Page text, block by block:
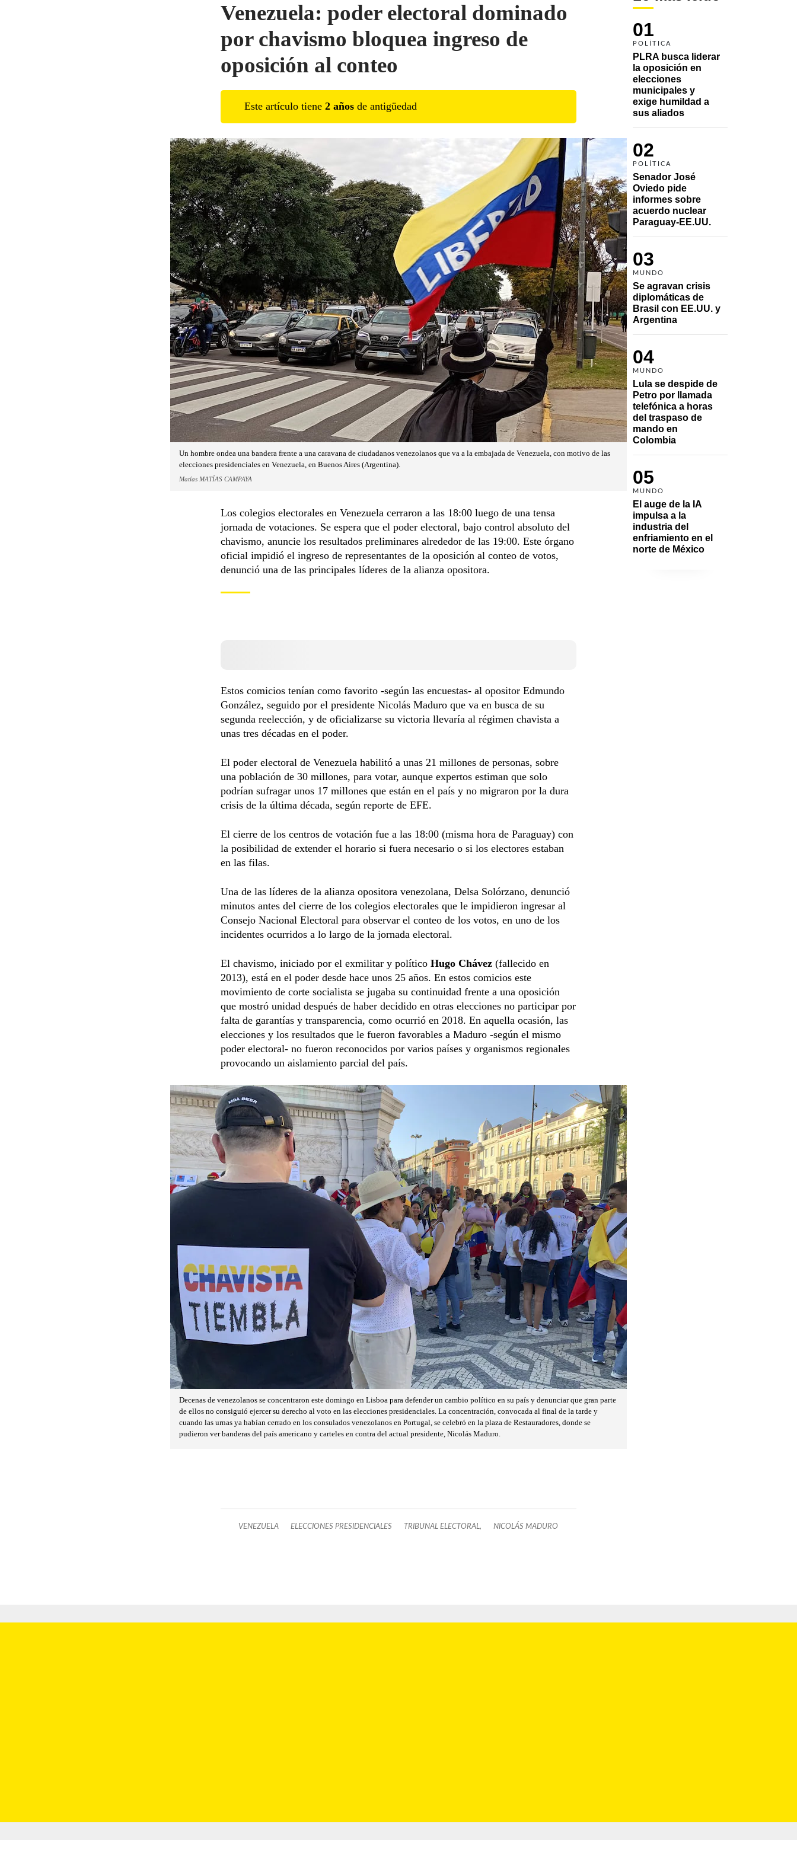
01
POLÍTICA
PLRA busca liderar
la oposición en
elecciones
municipales y
exige humildad a
sus aliados
02
POLÍTICA
Senador José
Oviedo pide
informes sobre
acuerdo nuclear
Paraguay-EE.UU.
03
MUNDO
Se agravan crisis
diplomáticas de
Brasil con EE.UU. y
Argentina
04
MUNDO
Lula se despide de
Petro por llamada
telefónica a horas
del traspaso de
mando en
Colombia
05
MUNDO
El auge de la IA
impulsa a la
industria del
enfriamiento en el
norte de México
Venezuela: poder electoral dominado
por chavismo bloquea ingreso de
oposición al conteo
Este artículo tiene 2 años de antigüedad
Un hombre ondea una bandera frente a una caravana de ciudadanos venezolanos que va a la embajada de Venezuela, con motivo de las
elecciones presidenciales en Venezuela, en Buenos Aires (Argentina).
Matías MATÍAS CAMPAYA
Los colegios electorales en Venezuela cerraron a las 18:00 luego de una tensa
jornada de votaciones. Se espera que el poder electoral, bajo control absoluto del
chavismo, anuncie los resultados preliminares alrededor de las 19:00. Este órgano
oficial impidió el ingreso de representantes de la oposición al conteo de votos,
denunció una de las principales líderes de la alianza opositora.
Estos comicios tenían como favorito -según las encuestas- al opositor Edmundo
González, seguido por el presidente Nicolás Maduro que va en busca de su
segunda reelección, y de oficializarse su victoria llevaría al régimen chavista a
unas tres décadas en el poder.
El poder electoral de Venezuela habilitó a unas 21 millones de personas, sobre
una población de 30 millones, para votar, aunque expertos estiman que solo
podrían sufragar unos 17 millones que están en el país y no migraron por la dura
crisis de la última década, según reporte de EFE.
El cierre de los centros de votación fue a las 18:00 (misma hora de Paraguay) con
la posibilidad de extender el horario si fuera necesario o si los electores estaban
en las filas.
Una de las líderes de la alianza opositora venezolana, Delsa Solórzano, denunció
minutos antes del cierre de los colegios electorales que le impidieron ingresar al
Consejo Nacional Electoral para observar el conteo de los votos, en uno de los
incidentes ocurridos a lo largo de la jornada electoral.
El chavismo, iniciado por el exmilitar y político Hugo Chávez (fallecido en
2013), está en el poder desde hace unos 25 años. En estos comicios este
movimiento de corte socialista se jugaba su continuidad frente a una oposición
que mostró unidad después de haber decidido en otras elecciones no participar por
falta de garantías y transparencia, como ocurrió en 2018. En aquella ocasión, las
elecciones y los resultados que le fueron favorables a Maduro -según el mismo
poder electoral- no fueron reconocidos por varios países y organismos regionales
provocando un aislamiento parcial del país.
Decenas de venezolanos se concentraron este domingo en Lisboa para defender un cambio político en su país y denunciar que gran parte
de ellos no consiguió ejercer su derecho al voto en las elecciones presidenciales. La concentración, convocada al final de la tarde y
cuando las urnas ya habían cerrado en los consulados venezolanos en Portugal, se celebró en la plaza de Restauradores, donde se
pudieron ver banderas del país americano y carteles en contra del actual presidente, Nicolás Maduro.
VENEZUELA ELECCIONES PRESIDENCIALES TRIBUNAL ELECTORAL, NICOLÁS MADURO